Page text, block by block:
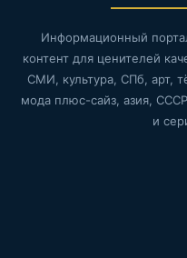
Информационный
контент для ценителей
СМИ, культура, СПб, арт,
мода плюс-сайз, азия,
и